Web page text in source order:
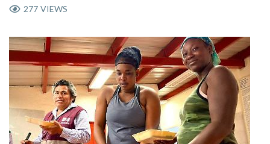
277 VIEWS